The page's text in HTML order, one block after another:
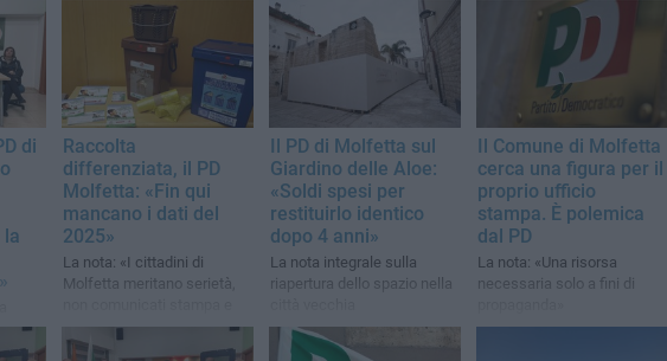
di
la
al
Raccolta
differenziata, il PD
Molfetta: «Fin qui
mancano i dati del
2025»
La nota: «I cittadini di
Molfetta meritano serietà,
interviste senza riscontri
oggettivi»
Il PD di Molfetta sul
Giardino delle Aloe:
«Soldi spesi per
restituirlo identico
dopo 4 anni»
La nota integrale sulla
riapertura dello spazio nella
Il Comune di Molfetta
cerca una figura per il
proprio ufficio
stampa. È polemica
dal PD
La nota: «Una risorsa
necessaria solo a fini di